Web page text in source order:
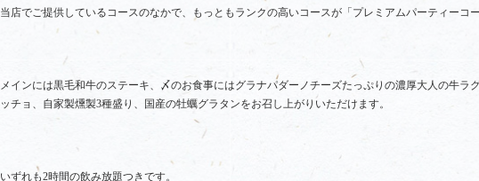
当店でご提供しているコースのなかで、もっともランクの高いコースが「プレミアムパーティーコー
メインには黒毛和牛のステーキ、〆のお食事にはグラナパダーノチーズたっぷりの濃厚大人の牛
ッチョ、自家製燻製3種盛り、国産の牡蠣グラタンをお召し上がりいただけます。
いずれも2時間の飲み放題つきです。